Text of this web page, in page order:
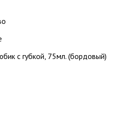
с губкой, 75мл. (бордовый)